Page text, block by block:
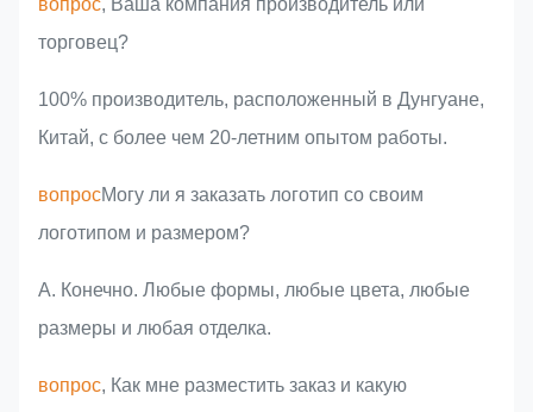
вопрос, Ваша компания производитель или
торговец?
100% производитель, расположенный в Дунгуане,
Китай, с более чем 20-летним опытом работы.
вопросМогу ли я заказать логотип со своим
логотипом и размером?
А. Конечно. Любые формы, любые цвета, любые
размеры и любая отделка.
вопрос, Как мне разместить заказ и какую